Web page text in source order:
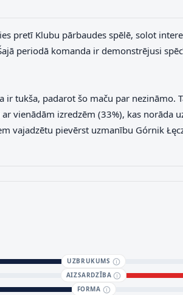
pretī Klubu pārbaudes spēlē, solot
periodā komanda ir demonstrējusi
tukša, padarot šo maču par
vienādām izredzēm (33%), kas norāda
vajadzētu pievērst uzmanību Górnik
UZBRUKUMS
AIZSARDZĪBA
FORMA